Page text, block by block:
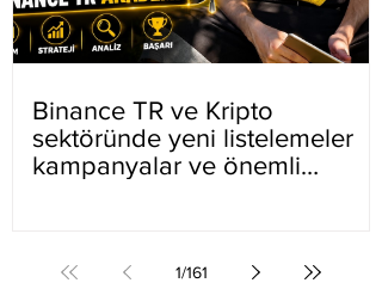
Binance TR ve Kripto
sektöründe yeni listelemeler
kampanyalar ve önemli
1/161